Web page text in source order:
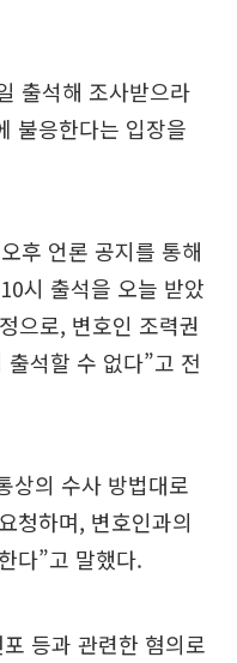
출석해 조사받으라
불응한다는 입장을
후 언론 공지를 통해
시 출석을 오늘 받았
으로, 변호인 조력권
석할 수 없다”고 전
상의 수사 방법대로
청하며, 변호인과의
다”고 말했다.
등과 관련한 혐의로